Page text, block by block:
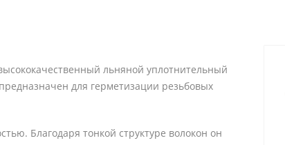
льняной уплотнительный
для герметизации резьбовых
Благодаря тонкой структуре волокон он